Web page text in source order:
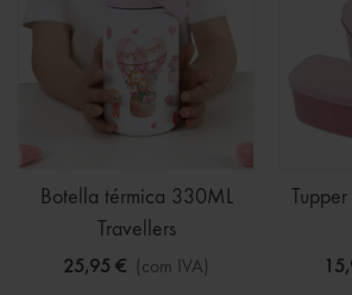
Botella térmica 330ML
Travellers
25,95 € (com IVA)